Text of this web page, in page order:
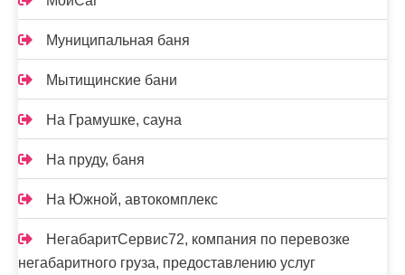
Муниципальная баня
Мытищинские бани
На Грамушке, сауна
На пруду, баня
На Южной, автокомплекс
НегабаритСервис72, компания по перевозке
негабаритного груза, предоставлению услуг